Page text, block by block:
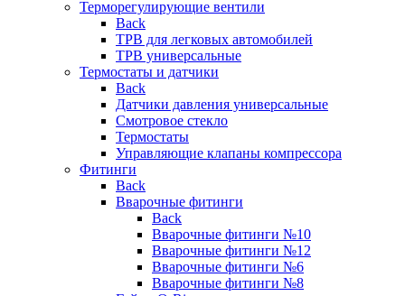
Терморегулирующие вентили
Back
ТРВ для легковых автомобилей
ТРВ универсальные
Термостаты и датчики
Back
Датчики давления универсальные
Смотровое стекло
Термостаты
Управляющие клапаны компрессора
Фитинги
Back
Вварочные фитинги
Back
Вварочные фитинги №10
Вварочные фитинги №12
Вварочные фитинги №6
Вварочные фитинги №8